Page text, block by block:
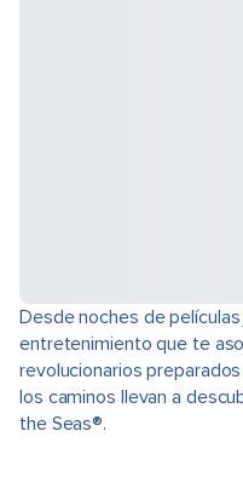
Desde noches de
entretenimiento que te
revolucionarios
los caminos llevan a
the Seas®.